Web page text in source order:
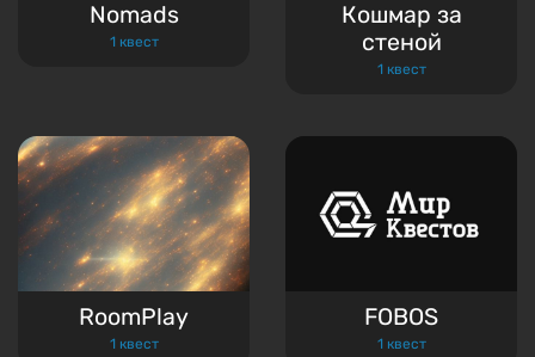
Nomads
1 квест
Кошмар за
стеной
1 квест
RoomPlay
1 квест
FOBOS
1 квест